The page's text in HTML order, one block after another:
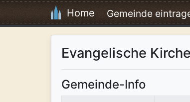
Home Gemeinde
Evangelische
Gemeinde-Info